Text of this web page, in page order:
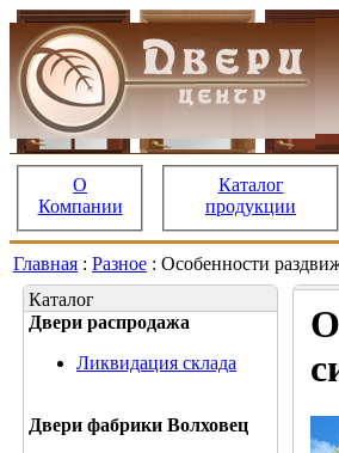
О
Компании
Каталог
продукции
Главная : Разное : Особенности
Каталог
Двери распродажа
Ликвидация склада
Двери фабрики Волховец